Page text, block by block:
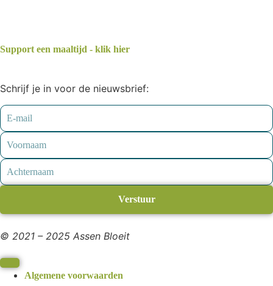
Support een maaltijd - klik hier
Schrijf je in voor de nieuwsbrief:
Verstuur
© 2021 – 2025 Assen Bloeit
Algemene voorwaarden